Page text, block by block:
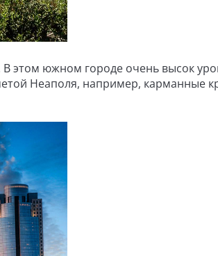
этом южном городе очень высок
Неаполя, например, карманные